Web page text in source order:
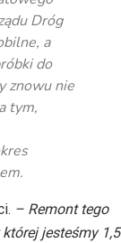
Dróg
a
do
znowu nie
tym,
– Remont tego
jesteśmy 1,5